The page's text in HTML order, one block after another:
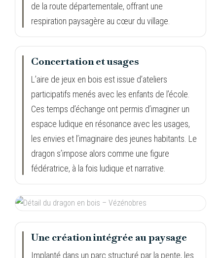
de la route départementale, offrant une
respiration paysagère au cœur du village.
Concertation et usages
L’aire de jeux en bois est issue d’ateliers
participatifs menés avec les enfants de l’école.
Ces temps d’échange ont permis d’imaginer un
espace ludique en résonance avec les usages,
les envies et l’imaginaire des jeunes habitants. Le
dragon s’impose alors comme une figure
fédératrice, à la fois ludique et narrative.
Une création intégrée au paysage
Implanté dans un parc structuré par la pente, les